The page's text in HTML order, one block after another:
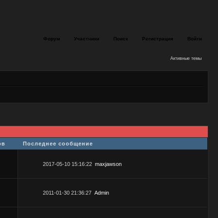
Форум Участники Поиск Регистрация Войти
Активные темы
Последнее сообщение
2017-05-10 15:16:22 maxjawson
2011-01-30 21:36:27 Admin